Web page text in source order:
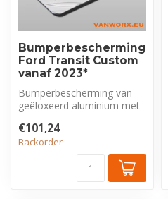
Bumperbescherming
Ford Transit Custom
vanaf 2023*
Bumperbescherming van
geëloxeerd aluminium met
For...
€101,24
Backorder